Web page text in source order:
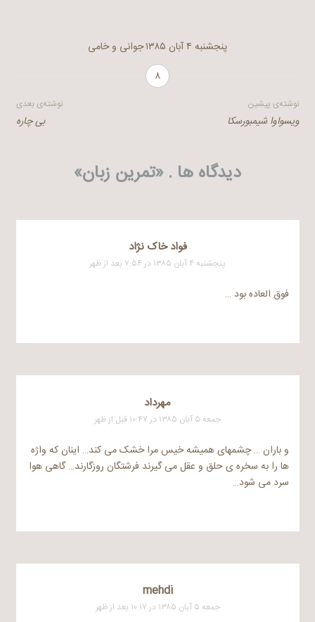
پنجشنبه ۴ آبان ۱۳۸۵
جوانی و خامی
۸
راهبری
نوشته‌ی پیشین
ویسواوا شیمبورسکا
نوشته‌ی بعدی
بی چاره
دیدگاه ها . «تمرین زبان»
فواد خاک نژاد
پنجشنبه ۴ آبان ۱۳۸۵ در ۷:۵۴ بعد از ظهر
فوق العاده بود …
مهرداد
جمعه ۵ آبان ۱۳۸۵ در ۱۰:۴۷ قبل از ظهر
و باران … چشمهای همیشه خیس مرا خشک می کند… اینان که واژه
ها را به سخره ی حلق و عقل می گیرند فرشتگان روزگارند… گاهی هوا
سرد می شود…
mehdi
جمعه ۵ آبان ۱۳۸۵ در ۱۰:۱۷ بعد از ظهر